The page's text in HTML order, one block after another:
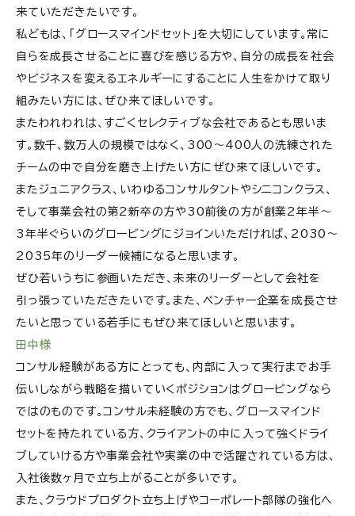
来ていただきたいです。
私どもは、「グロースマインドセット」を大切にしています。常に
自らを成長させることに喜びを感じる方や、自分の成長を社会
やビジネスを変えるエネルギーにすることに人生をかけて取り
組みたい方には、ぜひ来てほしいです。
またわれわれは、すごくセレクティブな会社であるとも思いま
す。数千、数万人の規模ではなく、300～400人の洗練された
チームの中で自分を磨き上げたい方にぜひ来てほしいです。
またジュニアクラス、いわゆるコンサルタントやシニコンクラス、
そして事業会社の第2新卒の方や30前後の方が創業2年半〜
3年半ぐらいのグロービングにジョインいただければ、2030～
2035年のリーダー候補になると思います。
ぜひ若いうちに参画いただき、未来のリーダーとして会社を
引っ張っていただきたいです。また、ベンチャー企業を成長させ
たいと思っている若手にもぜひ来てほしいと思います。
田中様
コンサル経験がある方にとっても、内部に入って実行までお手
伝いしながら戦略を描いていくポジションはグロービングなら
ではのものです。コンサル未経験の方でも、グロースマインド
セットを持たれている方、クライアントの中に入って強くドライ
ブしていける方や事業会社や実業の中で活躍されている方は、
入社後数ヶ月で立ち上がることが多いです。
また、クラウドプロダクト立ち上げやコーポレート部隊の強化へ